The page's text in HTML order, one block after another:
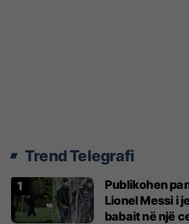
Trend Telegrafi
Publikohen
Lionel Messi i
babait në një